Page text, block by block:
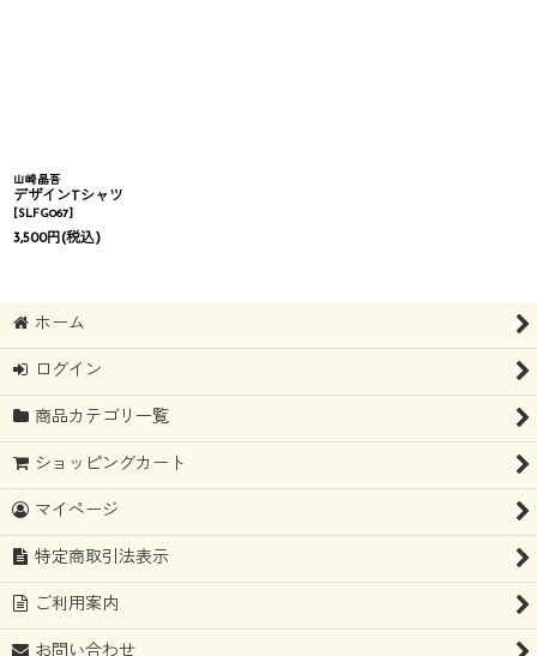
山崎晶吾
デザインTシャツ
[SLFG067]
3,500円(税込)
ホーム
ログイン
商品カテゴリ一覧
ショッピングカート
マイページ
特定商取引法表示
ご利用案内
お問い合わせ